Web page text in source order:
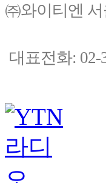
㈜와이티엔
대표전화: